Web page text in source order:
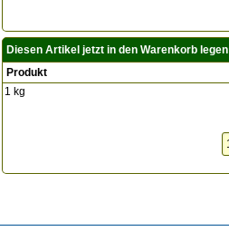
Diesen Artikel jetzt in den Warenkorb legen
Produkt
1 kg